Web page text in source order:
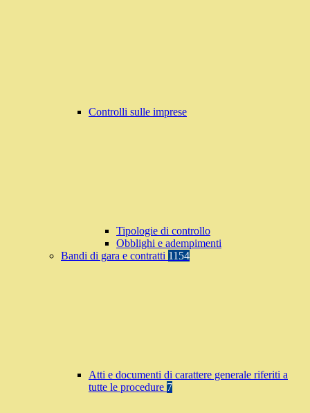
Controlli sulle imprese
Tipologie di controllo
Obblighi e adempimenti
Bandi di gara e contratti 1154
Atti e documenti di carattere generale riferiti a
tutte le procedure 7